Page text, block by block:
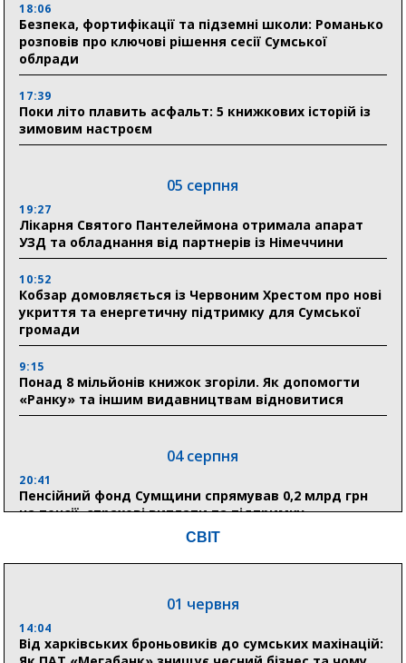
18:06
Безпека, фортифікації та підземні школи: Романько
розповів про ключові рішення сесії Сумської
облради
17:39
Поки літо плавить асфальт: 5 книжкових історій із
зимовим настроєм
05 серпня
19:27
Лікарня Святого Пантелеймона отримала апарат
УЗД та обладнання від партнерів із Німеччини
10:52
Кобзар домовляється із Червоним Хрестом про нові
укриття та енергетичну підтримку для Сумської
громади
9:15
Понад 8 мільйонів книжок згоріли. Як допомогти
«Ранку» та іншим видавництвам відновитися
04 серпня
20:41
Пенсійний фонд Сумщини спрямував 0,2 млрд грн
на пенсії, страхові виплати та підтримку
Романько розширює програму відпочинку дітей із
прифронтової Сумщини: перша група оздоровилася
СВІТ
01 червня
14:04
Від харківських броньовиків до сумських махінацій: